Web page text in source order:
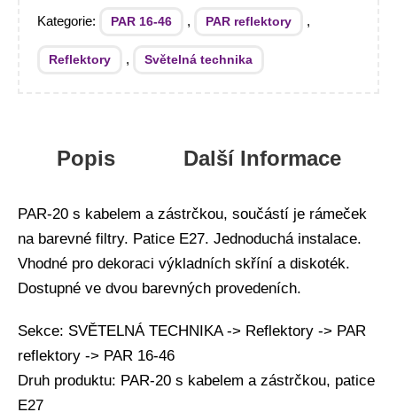
Kategorie: PAR 16-46 , PAR reflektory ,
Reflektory , Světelná technika
Popis Další Informace
PAR-20 s kabelem a zástrčkou, součástí je rámeček
na barevné filtry. Patice E27. Jednoduchá instalace.
Vhodné pro dekoraci výkladních skříní a diskoték.
Dostupné ve dvou barevných provedeních.
Sekce: SVĚTELNÁ TECHNIKA -> Reflektory -> PAR
reflektory -> PAR 16-46
Druh produktu: PAR-20 s kabelem a zástrčkou, patice
E27